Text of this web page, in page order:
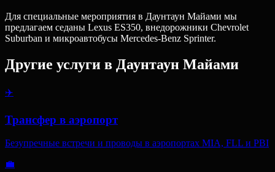
Для специальные мероприятия в Даунтаун Майами мы
предлагаем седаны Lexus ES350, внедорожники Chevrolet
Suburban и микроавтобусы Mercedes-Benz Sprinter.
Другие услуги в Даунтаун Майами
✈️
Трансфер в аэропорт
Безупречные встречи и проводы в аэропортах MIA, FLL и PBI
💼